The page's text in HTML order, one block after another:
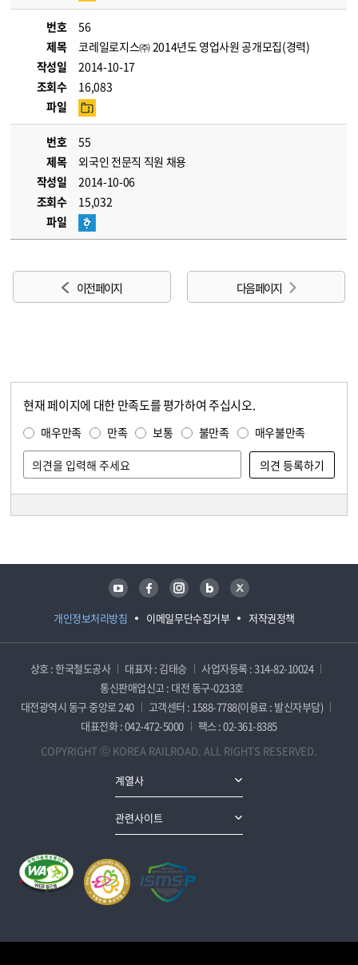
번호
56
제목
코레일로지스㈜ 2014년도 영업사원 공개모집(경력)
작성일
2014-10-17
조회수
16,083
파일
번호
55
제목
외국인 전문직 직원 채용
작성일
2014-10-06
조회수
15,032
파일
이전 페이지 다음 페이지
현재 페이지에 대한 만족도를 평가하여 주십시오.
매우만족 만족 보통 불만족 매우불만족
개인정보처리방침 이메일무단수집거부 저작권정책
유튜브 페이스북 인스타그램 블로그 트위터
상호 : 한국철도공사 대표자 : 김태승
사업자등록 : 314-82-10024
통신판매업신고 : 대전 동구-0233호
대전광역시 동구 중앙로 240
고객센터 : 1588-7788(이용료 : 발신자부담)
대표전화 : 042-472-5000
팩스 : 02-361-8385
COPYRIGHT ⓒ KOREA RAILROAD. ALL RIGHTS RESERVED.
계열사
관련사이트